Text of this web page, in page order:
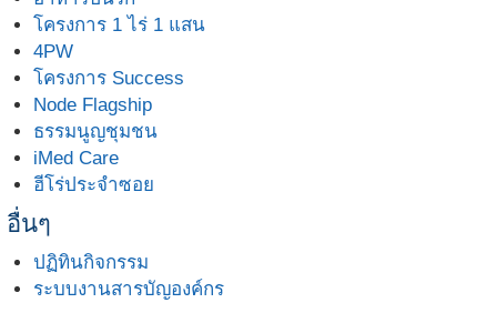
โครงการ 1 ไร่ 1 แสน
4PW
โครงการ Success
Node Flagship
ธรรมนูญชุมชน
iMed Care
ฮีโร่ประจำซอย
อื่นๆ
ปฏิทินกิจกรรม
ระบบงานสารบัญองค์กร